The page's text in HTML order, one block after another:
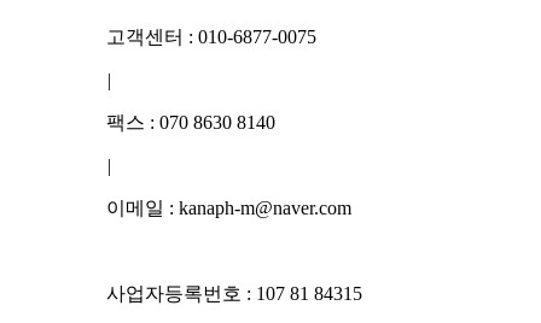
고객센터 : 010-6877-0075
|
팩스 : 070 8630 8140
|
이메일 : kanaph-m@naver.com
사업자등록번호 : 107 81 84315